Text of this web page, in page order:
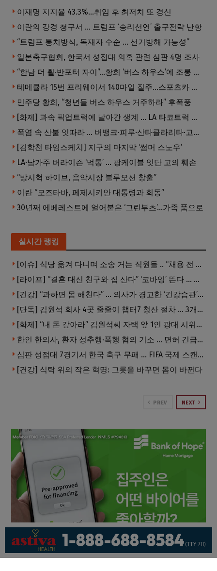
이재명 지지율 43.3%…취임 후 최저치 또 경신
이란의 강경 청구서 … 트럼프 ‘승리선언’ 출구전략 난항
“트럼프 통치방식, 독재자 수순 … 선거방해 가능성”
일본축구협회, 한국서 성접대 의혹 관련 심판 4명 조사
“한남 더 휠·반포터 자이”…황희 ‘버스 하우스’에 조롱 쏟아져
테메큘라 15번 프리웨이서 140마일 질주…스포츠카 압수
민주당 황희, “청년들 버스 하우스 거주하라” 후폭풍
[화제] 과속 픽업트럭에 날아간 생계 … LA 타코트럭 일가족 3명 부상
폭염 속 산불 잇따라 … 버뱅크·피루·산타클라리타·고먼 잇단 산불
[김학천 타임스케치] 지구의 마지막 ‘썸머 스노우’
LA·남가주 버라이즌 ‘먹통’ … 광케이블 잇단 고의 훼손
“방시혁 하이브, 음악시장 블루오션 창출”
이란 “모즈타바, 페제시키안 대통령과 회동”
30년째 에베레스트에 얼어붙은 ‘그린부츠’…가족 품으로
실시간 랭킹
[이슈] 식당 옮겨 다니며 소송 거는 직원들 .. “채용 전 반드시 확인해야”
[라이프] “결혼 대신 친구와 집 산다” ‘코바잉’ 뜬다 … 내 집 마련 공식 바뀌었다
[건강] “과하면 몸 해친다” … 의사가 경고한 ‘건강습관’ 5가지
[단독] 김원석 회사 4곳 줄줄이 챕터7 청산 절차 … 3개 법인 같은 날 동시 파산 신청
[화제] “내 돈 갚아라” 김원석씨 자택 앞 1인 광대 시위 … 한인 투자사, “108만 달러 못받아”
한인 한의사, 환자 성추행·폭행 혐의 기소 … 면허 긴급정지
심판 성접대 7경기서 한국 축구 무패 … FIFA 국제 스캔들 번지나
[건강] 식탁 위의 작은 혁명: 그릇을 바꾸면 몸이 바뀐다
PREV NEXT